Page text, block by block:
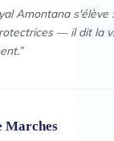
Amontana s'élève
— il dit la
”
Marches